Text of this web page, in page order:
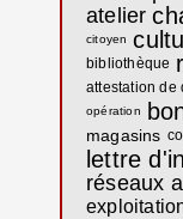
atelier
citoyen
bibliothèque
attestation de
opération
magasins
lettre
réseaux